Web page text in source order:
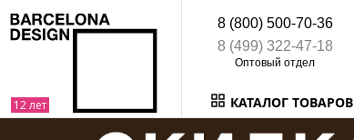
8 (800) 500-70-36
8 (499) 322-47-18
КАТАЛОГ ТОВАРОВ